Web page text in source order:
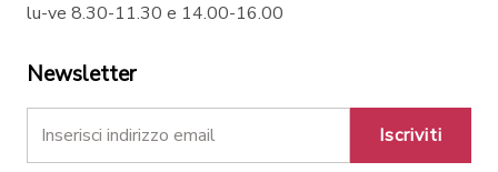
lu-ve 8.30-11.30 e 14.00-16.00
Newsletter
Iscriviti